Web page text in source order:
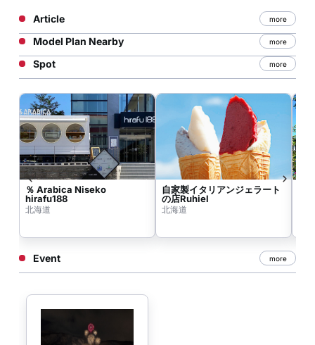
Article more
Model Plan Nearby more
Spot more
％ Arabica Niseko
hirafu188
北海道
自家製イタリアンジェラート
の店Ruhiel
北海道
Event more